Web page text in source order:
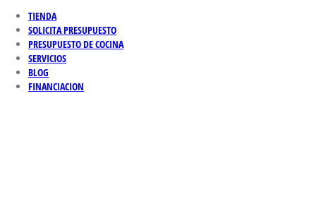
TIENDA
SOLICITA PRESUPUESTO
PRESUPUESTO DE COCINA
SERVICIOS
BLOG
FINANCIACION